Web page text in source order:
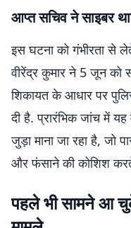
आप्त सचिव ने साइबर
इस घटना को गंभीरता से
वीरेंद्र कुमार ने 5 जून को
शिकायत के आधार पर
दी है. प्रारंभिक जांच में
जुड़ा माना जा रहा है, जो
और फंसाने की कोशिश
पहले भी सामने आ